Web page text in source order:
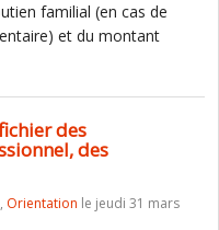
familial (en cas de
et du montant
des
des
, Orientation le jeudi 31 mars